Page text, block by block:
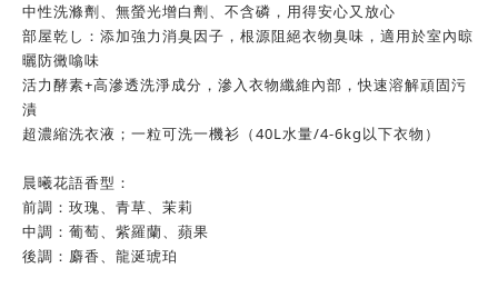
中性洗滌劑、無螢光增白劑、不含磷，用得安心又放心
部屋乾し：添加強力消臭因子，根源阻絕衣物臭味，適用於室內晾
曬防黴噏味
活力酵素+高滲透洗淨成分，滲入衣物纖維內部，快速溶解頑固污
漬
超濃縮洗衣液；一粒可洗一機衫（40L水量/4-6kg以下衣物）
晨曦花語香型：
前調：玫瑰、青草、茉莉
中調：葡萄、紫羅蘭、蘋果
後調：麝香、龍涎琥珀